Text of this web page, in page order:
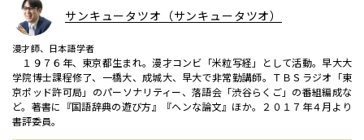
サンキュータツオ（サンキュータツオ）
漫才師、日本語学者
１９７６年、東京都生まれ。漫才コンビ「米粒写経」として活動。早大大
学院博士課程修了、一橋大、成城大、早大で非常勤講師。ＴＢＳラジオ「東
京ポッド許可局」のパーソナリティー、落語会「渋谷らくご」の番組編成な
ど。著書に『国語辞典の遊び方』『ヘンな論文』ほか。２０１７年４月より
書評委員。